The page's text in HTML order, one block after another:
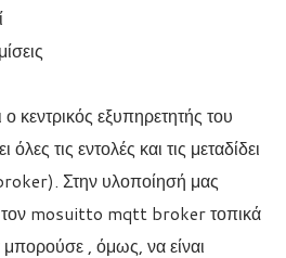
ο κεντρικός εξυπηρετητής του
τις εντολές και τις μεταδίδει
Στην υλοποίησή μας
τον mosuitto mqtt broker τοπικά
, όμως, να είναι